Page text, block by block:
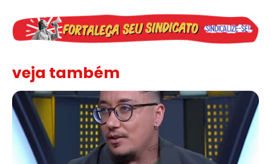
veja também
Solidariedade ao jornalista Caê Vasconcelos e repúdio aos